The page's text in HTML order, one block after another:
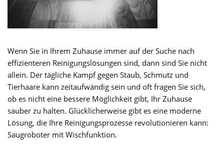
Wenn Sie in Ihrem Zuhause immer auf der Suche nach
effizienteren Reinigungslösungen sind, dann sind Sie nicht
allein. Der tägliche Kampf gegen Staub, Schmutz und
Tierhaare kann zeitaufwändig sein und oft fragen Sie sich,
ob es nicht eine bessere Möglichkeit gibt, Ihr Zuhause
sauber zu halten. Glücklicherweise gibt es eine moderne
Lösung, die Ihre Reinigungsprozesse revolutionieren kann:
Saugroboter mit Wischfunktion.